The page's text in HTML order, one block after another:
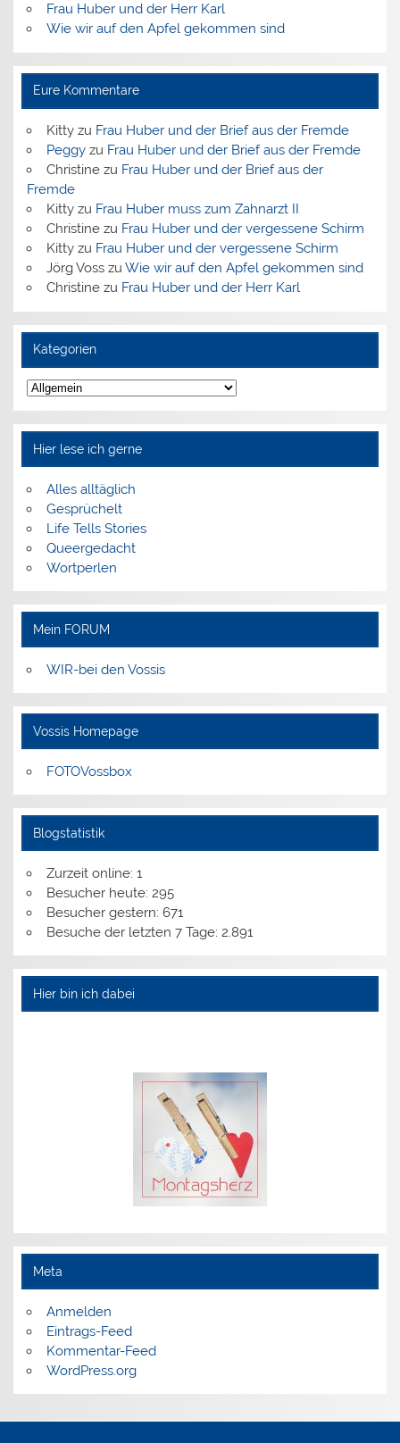
Frau Huber und der Herr Karl
Wie wir auf den Apfel gekommen sind
Eure Kommentare
Kittyzu Frau Huber und der Brief aus der Fremde
Peggyzu Frau Huber und der Brief aus der Fremde
Christinezu Frau Huber und der Brief aus der
Fremde
Kittyzu Frau Huber muss zum Zahnarzt II
Christinezu Frau Huber und der vergessene Schirm
Kittyzu Frau Huber und der vergessene Schirm
Jörg Vosszu Wie wir auf den Apfel gekommen sind
Christinezu Frau Huber und der Herr Karl
Kategorien
Kategorien
Hier lese ich gerne
Alles alltäglich
Gesprüchelt
Life Tells Stories
Queergedacht
Wortperlen
Mein FORUM
WIR-bei den Vossis
Vossis Homepage
FOTOVossbox
Blogstatistik
Zurzeit online: 1
Besucher heute: 295
Besucher gestern: 671
Besuche der letzten 7 Tage: 2.891
Hier bin ich dabei
Meta
Anmelden
Eintrags-Feed
Kommentar-Feed
WordPress.org